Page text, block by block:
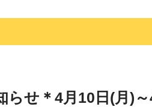
らせ＊4月10日(月)